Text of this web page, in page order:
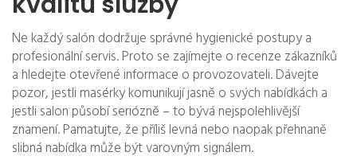
Ne každý salón dodržuje správné hygienické postupy a
profesionální servis. Proto se zajímejte o recenze zákazníků
a hledejte otevřené informace o provozovateli. Dávejte
pozor, jestli masérky komunikují jasně o svých nabídkách a
jestli salon působí seriózně – to bývá nejspolehlivější
znamení. Pamatujte, že příliš levná nebo naopak přehnaně
slibná nabídka může být varovným signálem.